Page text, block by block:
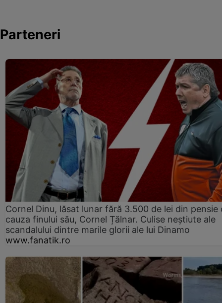
Parteneri
Cornel Dinu, lăsat lunar fără 3.500 de lei din pensie
cauza finului său, Cornel Țălnar. Culise neștiute ale
scandalului dintre marile glorii ale lui Dinamo
www.fanatik.ro